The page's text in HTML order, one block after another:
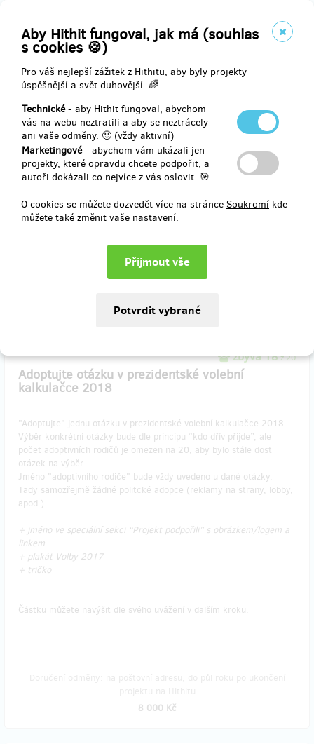
Aby Hithit fungoval, jak má (souhlas
s cookies 🍪)
Pro váš nejlepší zážitek z Hithitu, aby byly projekty
úspěšnější a svět duhovější. 🌈
Technické- aby Hithit fungoval, abychom
vás na webu neztratili a aby se neztrácely
ani vaše odměny. 🙂 (vždy aktivní)
Marketingové- abychom vám ukázali jen
projekty, které opravdu chcete podpořit, a
autoři dokázali co nejvíce z vás oslovit. 🎯
O cookies se můžete dozvedět více na stránce Soukromí kde
můžete také změnit vaše nastavení.
Pokud vám tenhle projekt dává smysl a chcete se zapojit do dění
okolo volebních kalkulaček, staňte se naším patronem. Budeme
vám říkat, co je nového, co se na kalkulačkách udělalo, a uvítáme
radou” či “radou starších”.
+ jméno ve speciální sekci “Projekt podpořili” s obrázkem/logem a
linkem
+ plakát Volby 2017
+ tričko
Částku můžete navýšit dle svého uvážení v dalším kroku.
Doručení odměny: na poštovní adresu, do čtvrt roku po ukončení
zbývá 18z 20
Adoptujte otázku v prezidentské volební
kalkulačce 2018
"Adoptujte" jednu otázku v prezidentské volební kalkulačce 2018.
Výběr konkrétní otázky bude dle principu “kdo dřív přijde”, ale
počet adoptivních rodičů je omezen na 20, aby bylo stále dost
otázek na výběr.
Jméno "adoptivního rodiče" bude vždy uvedeno u dané otázky.
Tady samozřejmě žádné politcké adopce (reklamy na strany, lobby,
apod.).
+ jméno ve speciální sekci “Projekt podpořili” s obrázkem/logem a
linkem
+ plakát Volby 2017
+ tričko
Částku můžete navýšit dle svého uvážení v dalším kroku.
8 000 Kč